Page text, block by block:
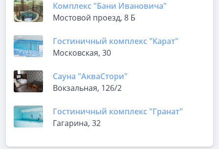
Комплекс "Бани Ивановича"
Мостовой проезд, 8 Б
Гостиничный комплекс "Карат"
Московская, 30
Сауна "АкваСтори"
Вокзальная, 126/2
Гостиничный комплекс "Гранат"
Гагарина, 32